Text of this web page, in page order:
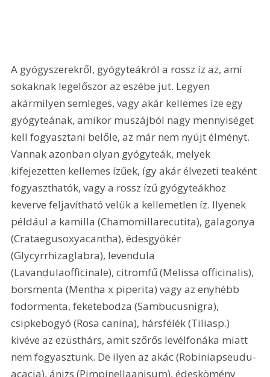
A gyógyszerekről, gyógyteákról a rossz íz az, ami
sokaknak legelőször az eszébe jut. Legyen
akármilyen semleges, vagy akár kellemes íze egy
gyógyteának, amikor muszájból nagy mennyiséget
kell fogyasztani belőle, az már nem nyújt élményt.
Vannak azonban olyan gyógyteák, melyek
kifejezetten kellemes ízűek, így akár élvezeti teaként
fogyaszthatók, vagy a rossz ízű gyógyteákhoz
keverve feljavítható velük a kellemetlen íz. Ilyenek
például a kamilla (Chamomillarecutita), galagonya
(Crataegusoxyacantha), édesgyökér
(Glycyrrhizaglabra), levendula
(Lavandulaofficinale), citromfű (Melissa officinalis),
borsmenta (Mentha x piperita) vagy az enyhébb
fodormenta, feketebodza (Sambucusnigra),
csipkebogyó (Rosa canina), hársfélék (Tiliasp.)
kivéve az ezüsthárs, amit szőrős levélfonáka miatt
nem fogyasztunk. De ilyen az akác (Robiniapseudu-
acacia), ánizs (Pimpinellaanisum), édeskömény